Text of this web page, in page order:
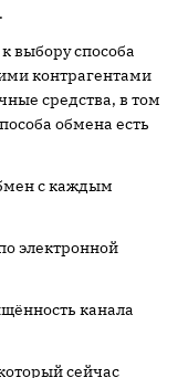
выбору способа
контрагентами
средства, в том
обмена есть
с каждым
электронной
канала
сейчас